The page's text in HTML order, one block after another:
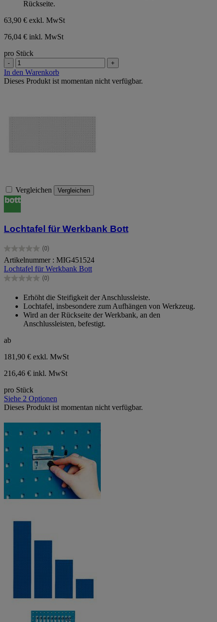
Rückseite.
63,90 € exkl. MwSt
76,04 € inkl. MwSt
pro Stück
- +
In den Warenkorb
Dieses Produkt ist momentan nicht verfügbar.
Vergleichen Vergleichen
Lochtafel für Werkbank Bott
(0)
0.0
von
5
Sternen.
Artikelnummer : MIG451524
Lochtafel für Werkbank Bott
(0)
0.0
Sternen.
Erhöht die Steifigkeit der Anschlussleiste.
Lochtafel, insbesondere zum Aufhängen von Werkzeug.
Wird an der Rückseite der Werkbank, an den
Anschlussleisten, befestigt.
ab
181,90 € exkl. MwSt
216,46 € inkl. MwSt
pro Stück
Siehe 2 Optionen
Dieses Produkt ist momentan nicht verfügbar.